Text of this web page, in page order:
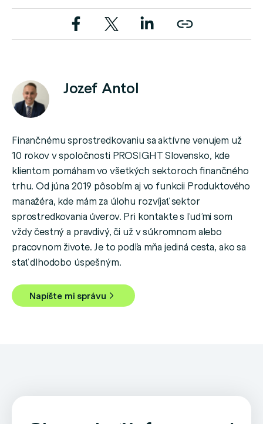
Jozef Antol
Finančnému sprostredkovaniu sa aktívne venujem už
10 rokov v spoločnosti PROSIGHT Slovensko, kde
klientom pomáham vo všetkých sektoroch finančného
trhu. Od júna 2019 pôsobím aj vo funkcii Produktového
manažéra, kde mám za úlohu rozvíjať sektor
sprostredkovania úverov. Pri kontakte s ľuďmi som
vždy čestný a pravdivý, či už v súkromnom alebo
pracovnom živote. Je to podľa mňa jediná cesta, ako sa
stať dlhodobo úspešným.
Napíšte mi správu